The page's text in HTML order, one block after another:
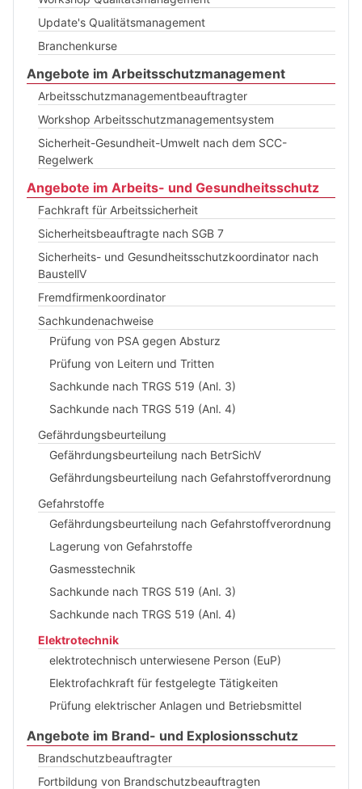
Update's Qualitätsmanagement
Branchenkurse
Angebote im Arbeitsschutzmanagement
Arbeitsschutzmanagementbeauftragter
Workshop Arbeitsschutzmanagementsystem
Sicherheit-Gesundheit-Umwelt nach dem SCC-
Regelwerk
Angebote im Arbeits- und Gesundheitsschutz
Fachkraft für Arbeitssicherheit
Sicherheitsbeauftragte nach SGB 7
Sicherheits- und Gesundheitsschutzkoordinator nach
BaustellV
Fremdfirmenkoordinator
Sachkundenachweise
Prüfung von PSA gegen Absturz
Prüfung von Leitern und Tritten
Sachkunde nach TRGS 519 (Anl. 3)
Sachkunde nach TRGS 519 (Anl. 4)
Gefährdungsbeurteilung
Gefährdungsbeurteilung nach BetrSichV
Gefährdungsbeurteilung nach Gefahrstoffverordnung
Gefahrstoffe
Gefährdungsbeurteilung nach Gefahrstoffverordnung
Lagerung von Gefahrstoffe
Gasmesstechnik
Sachkunde nach TRGS 519 (Anl. 3)
Sachkunde nach TRGS 519 (Anl. 4)
Elektrotechnik
elektrotechnisch unterwiesene Person (EuP)
Elektrofachkraft für festgelegte Tätigkeiten
Prüfung elektrischer Anlagen und Betriebsmittel
Angebote im Brand- und Explosionsschutz
Brandschutzbeauftragter
Fortbildung von Brandschutzbeauftragten